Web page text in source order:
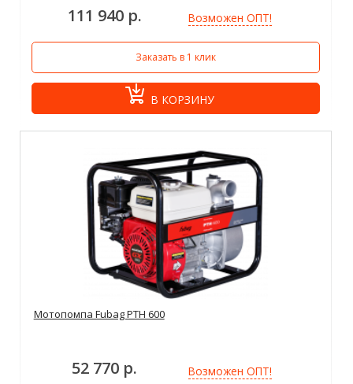
111 940 р. Возможен ОПТ!
Заказать в 1 клик
В КОРЗИНУ
Мотопомпа Fubag PTH 600
52 770 р. Возможен ОПТ!